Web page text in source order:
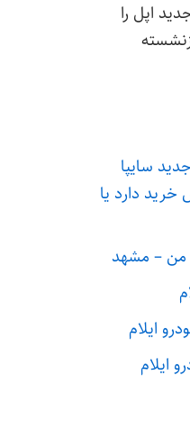
اپل را
سایپا
دارد یا
من – مشهد
ایلام
ایلام